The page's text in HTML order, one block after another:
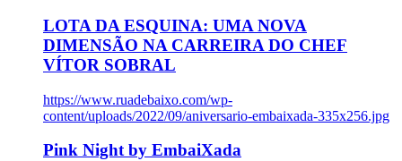
LOTA DA ESQUINA: UMA NOVA
DIMENSÃO NA CARREIRA DO CHEF
VÍTOR SOBRAL
https://www.ruadebaixo.com/wp-
content/uploads/2022/09/aniversario-embaixada-335x256.jpg
Pink Night by EmbaiXada